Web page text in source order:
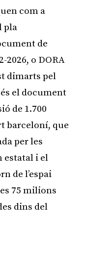
com a
pla
de
2026, o DORA
dimarts pel
el document
de 1.700
barceloní, que
per les
estatal i el
de l’espai
75 milions
dins del